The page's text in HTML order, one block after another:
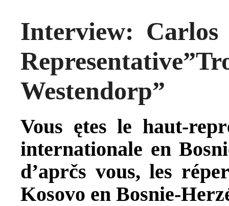
Interview: Carlos
Westendorp”
Vous ętes le haut-
internationale en
d’aprčs vous, les
Kosovo en Bosnie-